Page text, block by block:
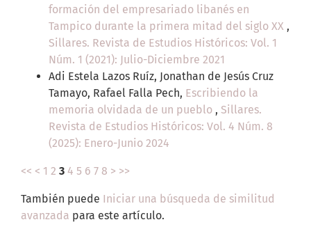
formación del empresariado libanés en
Tampico durante la primera mitad del siglo XX ,
Sillares. Revista de Estudios Históricos: Vol. 1
Núm. 1 (2021): Julio-Diciembre 2021
Adi Estela Lazos Ruíz, Jonathan de Jesús Cruz
Tamayo, Rafael Falla Pech, Escribiendo la
memoria olvidada de un pueblo , Sillares.
Revista de Estudios Históricos: Vol. 4 Núm. 8
(2025): Enero-Junio 2024
<< < 1 2 3 4 5 6 7 8 > >>
También puede Iniciar una búsqueda de similitud
avanzada para este artículo.